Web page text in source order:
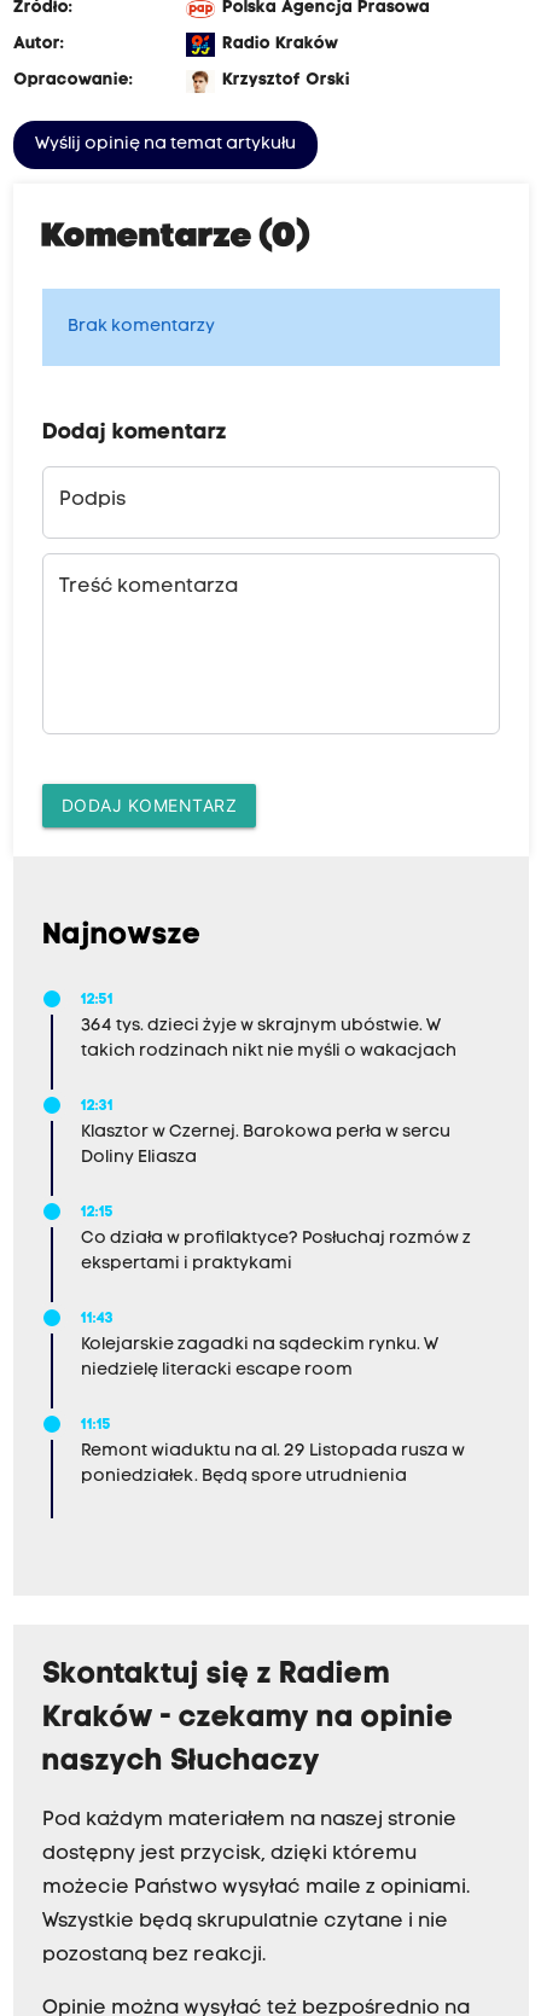
Źródło:
Polska Agencja Prasowa
Autor:
Radio Kraków
Opracowanie:
Krzysztof Orski
Wyślij opinię na temat artykułu
Komentarze (0)
Brak komentarzy
Dodaj komentarz
Podpis
Treść komentarza
DODAJ KOMENTARZ
Najnowsze
12:51
364 tys. dzieci żyje w skrajnym ubóstwie. W
takich rodzinach nikt nie myśli o wakacjach
12:31
Klasztor w Czernej. Barokowa perła w sercu
Doliny Eliasza
12:15
Co działa w profilaktyce? Posłuchaj rozmów z
ekspertami i praktykami
11:43
Kolejarskie zagadki na sądeckim rynku. W
niedzielę literacki escape room
11:15
Remont wiaduktu na al. 29 Listopada rusza w
poniedziałek. Będą spore utrudnienia
Skontaktuj się z Radiem
Kraków - czekamy na opinie
naszych Słuchaczy
Pod każdym materiałem na naszej stronie
dostępny jest przycisk, dzięki któremu
możecie Państwo wysyłać maile z opiniami.
Wszystkie będą skrupulatnie czytane i nie
pozostaną bez reakcji.
Opinie można wysyłać też bezpośrednio na